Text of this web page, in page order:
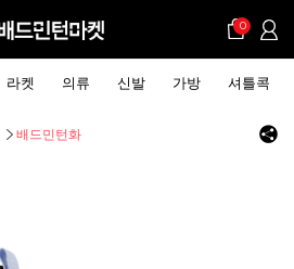
0
라켓 의류 신발 가방 셔틀콕
배드민턴화